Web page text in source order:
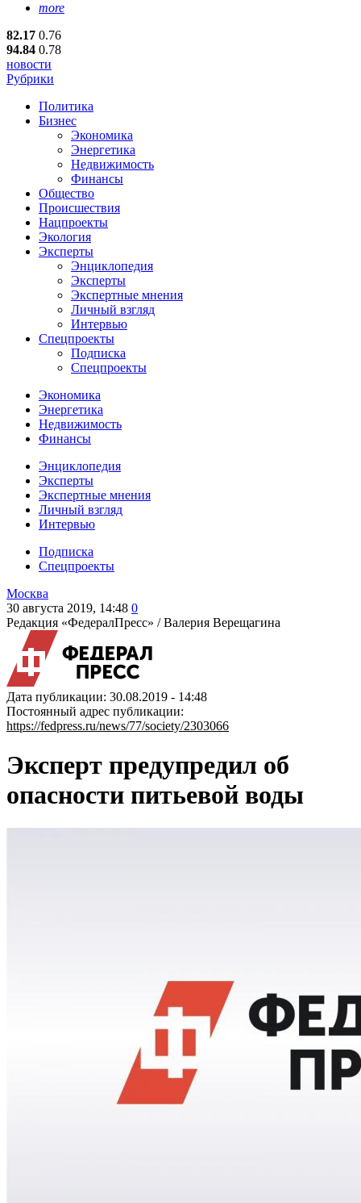
more
82.17 0.76
94.84 0.78
новости
Рубрики
Политика
Бизнес
Экономика
Энергетика
Недвижимость
Финансы
Общество
Происшествия
Нацпроекты
Экология
Эксперты
Энциклопедия
Эксперты
Экспертные мнения
Личный взгляд
Интервью
Спецпроекты
Подписка
Спецпроекты
Экономика
Энергетика
Недвижимость
Финансы
Энциклопедия
Эксперты
Экспертные мнения
Личный взгляд
Интервью
Подписка
Спецпроекты
Москва
30 августа 2019, 14:48 0
Редакция «ФедералПресс» /Валерия Верещагина
Дата публикации: 30.08.2019 - 14:48
Постоянный адрес публикации:
https://fedpress.ru/news/77/society/2303066
Эксперт предупредил об
опасности питьевой воды